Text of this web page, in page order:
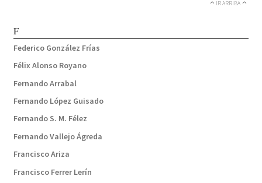
IR ARRIBA
F
Federico González Frías
Félix Alonso Royano
Fernando Arrabal
Fernando López Guisado
Fernando S. M. Félez
Fernando Vallejo Ágreda
Francisco Ariza
Francisco Ferrer Lerín